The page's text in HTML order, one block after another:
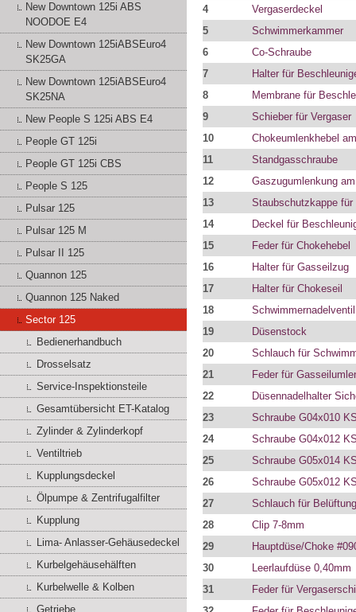
New Downtown 125i ABS
NOODOE E4
New Downtown 125iABSEuro4
SK25GA
New Downtown 125iABSEuro4
SK25NA
New People S 125i ABS E4
People GT 125i
People GT 125i CBS
People S 125
Pulsar 125
Pulsar 125 M
Pulsar II 125
Quannon 125
Quannon 125 Naked
Sector 125
Bedienerhandbuch
Drosselsatz
Service-Inspektionsteile
Gesamtübersicht ET-Katalog
Zylinder & Zylinderkopf
Ventiltrieb
Kupplungsdeckel
Ölpumpe & Zentrifugalfilter
Kupplung
Lima- Anlasser-Gehäusedeckel
Kurbelgehäusehälften
Kurbelwelle & Kolben
Getriebe
4
Vergaserdeckel
5
Schwimmerkammer
6
Co-Schraube
7
Halter für
8
Membrane für
9
Schieber für Vergaser
10
Chokeumlenkhebel
11
Standgasschraube
12
Gaszugumlenkung
13
Staubschutzkappe
14
Deckel für
15
Feder für Chokehebel
16
Halter für Gasseilzug
17
Halter für Chokeseil
18
Schwimmernadelventil
19
Düsenstock
20
Schlauch für
21
Feder für
22
Düsennadelhalter
23
Schraube G04x010
24
Schraube G04x012
25
Schraube G05x014
26
Schraube G05x012
27
Schlauch für
28
Clip 7-8mm
29
Hauptdüse/Choke
30
Leerlaufdüse 0,40mm
31
Feder für